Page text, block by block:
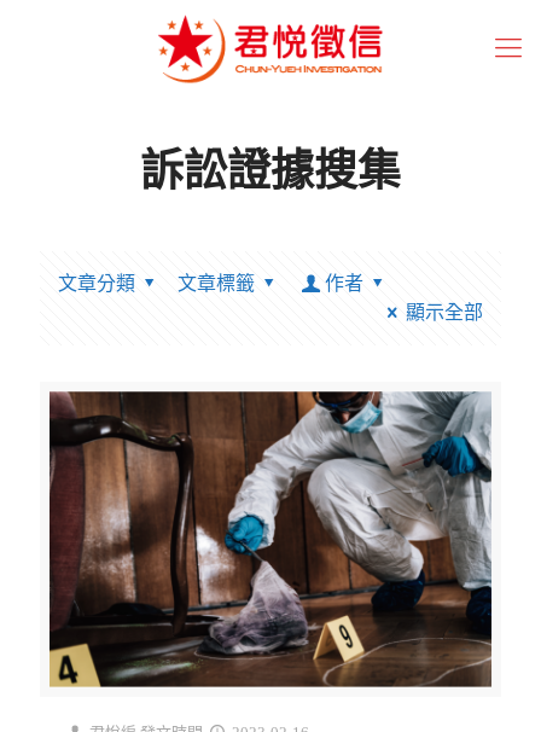
訴訟證據搜集
文章分類 文章標籤
作者
顯示全部